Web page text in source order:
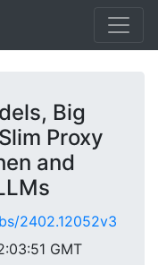
Big
Proxy
and
2402.12052v3
GMT